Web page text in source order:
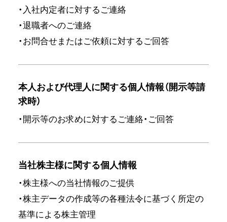
・入社内定者に対するご連絡
・退職者へのご連絡
・お問合せまたはご依頼に対するご回答
本人および代理人に関する個人情報（開示等請
求時）
・開示等のお求めに対するご連絡・ご回答
当社株主様に関する個人情報
・株主様への当社情報のご提供
・株主データの作成等の各種法令に基づく所定の
基準による株主管理